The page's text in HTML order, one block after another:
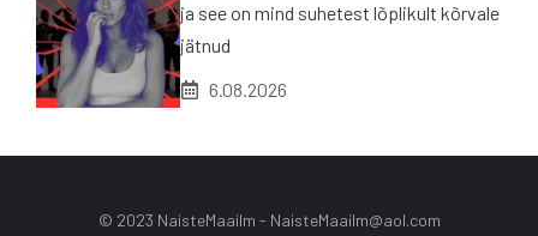
ja see on mind suhetest lõplikult kõrvale
jätnud
6.08.2026
© 2023 NaisteMaailm - NaisteMaailm@aol.com